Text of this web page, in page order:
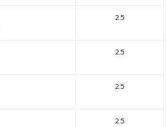
2.5
2.5
2.5
2.5